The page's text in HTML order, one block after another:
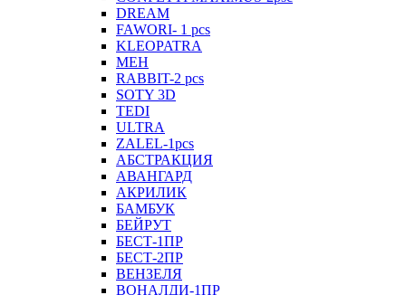
DREAM
FAWORI- 1 pcs
KLEOPATRA
MEH
RABBIT-2 pcs
SOTY 3D
TEDI
ULTRA
ZALEL-1pcs
АБСТРАКЦИЯ
АВАНГАРД
АКРИЛИК
БАМБУК
БЕЙРУТ
БЕСТ-1ПР
БЕСТ-2ПР
ВЕНЗЕЛЯ
ВОНАЛДИ-1ПР